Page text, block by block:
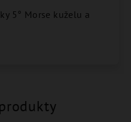
5° Morse kuželu a